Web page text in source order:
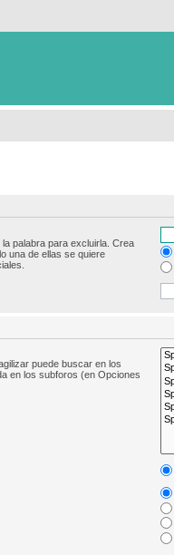
la palabra para excluirla. Crea
una de ellas se quiere
puede buscar en los
en los subforos (en Opciones